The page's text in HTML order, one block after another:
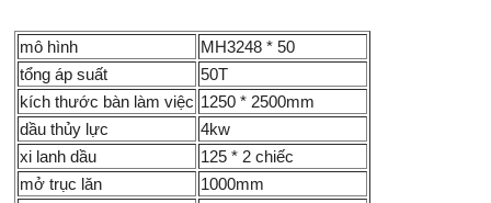
mô hình
MH3248 * 50
tổng áp suất
50T
kích thước bàn làm việc 1250 * 2500mm
dầu thủy lực
4kw
xi lanh dầu
125 * 2 chiếc
mở trục lăn
1000mm